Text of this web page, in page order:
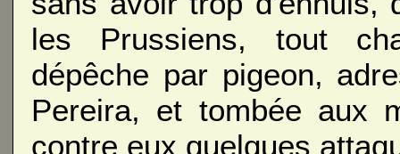
les Prussiens, tout
dépêche par pigeon,
Pereira, et tombée aux
contre eux quelques